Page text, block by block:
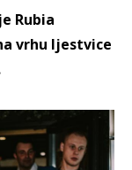
Rubia
vrhu ljestvice